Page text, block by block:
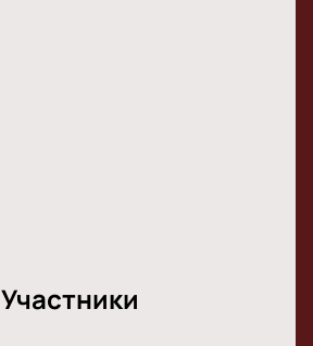
Участники